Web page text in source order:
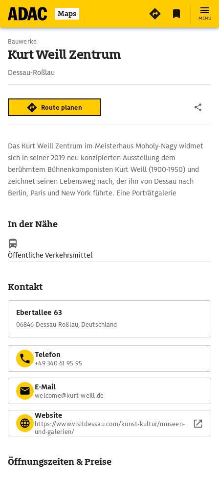
Maps MENÜ
Bauwerke
Kurt Weill Zentrum
Dessau-Roßlau
Route planen
Das Kurt Weill Zentrum im Meisterhaus Moholy-Nagy widmet
sich in seiner 2019 neu konzipierten Ausstellung dem
berühmtem Bühnenkomponisten Kurt Weill (1900-1950) und
zeichnet seinen Lebensweg nach, der ihn von Dessau nach
Berlin, Paris und New York führte. Eine Porträtgalerie
Geschichten sowie Hörbeispielen, die der Audioguide liefert.
Ferner sieht man Bühenentwürfe, Fotoalben,
Schallplattencover und kann im visuellen Archiv blättern, das
die biographischen und historischen Hintergründe zugänglich
drei anderen Städten zelebiert wird, widmet sich dem Kosmos
Weill dann ganz auf musikalischer Ebene.
In der Nähe
Öffentliche Verkehrsmittel
Kontakt
Ebertallee 63
06846 Dessau-Roßlau, Deutschland
Telefon
+49 340 61 95 95
E-Mail
welcome@kurt-weill.de
Website
https://www.visitdessau.com/kunst-kultur/museen-
und-galerien/
Öffnungszeiten & Preise